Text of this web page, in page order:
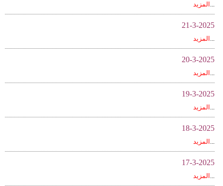
... المزيد
21-3-2025
... المزيد
20-3-2025
... المزيد
19-3-2025
... المزيد
18-3-2025
... المزيد
17-3-2025
... المزيد